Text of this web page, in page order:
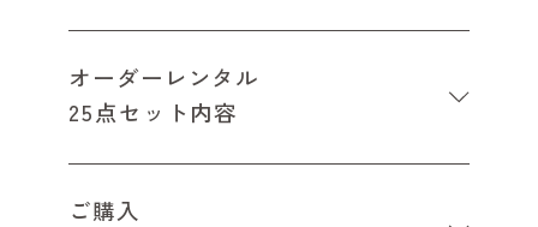
オーダーレンタル
25点セット内容
ご購入